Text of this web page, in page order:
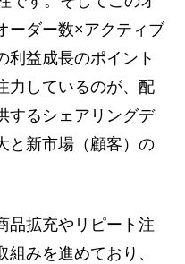
ーダー数×アクティブ
利益成長のポイント
力しているのが、配
するシェアリングデ
と新市場（顧客）の
拡充やリピート注
みを進めており、